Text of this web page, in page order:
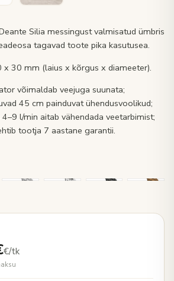
Silia messingust valmisatud ümbris
tagavad toote pika kasutusea.
30 mm (laius x kõrgus x diameeter).
võimaldab veejuga suunata;
45 cm painduvat ühendusvoolikud;
l/min aitab vähendada veetarbimist;
tootja 7 aastane garantii.
€/tk